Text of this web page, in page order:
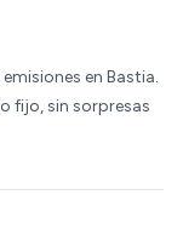
en Bastia.
fijo, sin sorpresas